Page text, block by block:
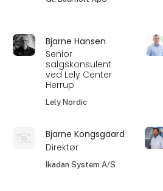
Bjarne Hansen
Senior
salgskonsulent
ved Lely Center
Herrup
Lely Nordic
Bjarne Kongsgaard
Direktør
Ikadan System A/S